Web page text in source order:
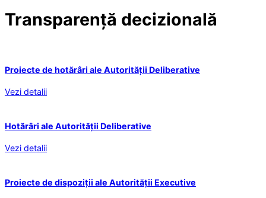
Transparență decizională
Proiecte de hotărâri ale Autorității Deliberative
Vezi detalii
Hotărâri ale Autorității Deliberative
Vezi detalii
Proiecte de dispoziții ale Autorității Executive